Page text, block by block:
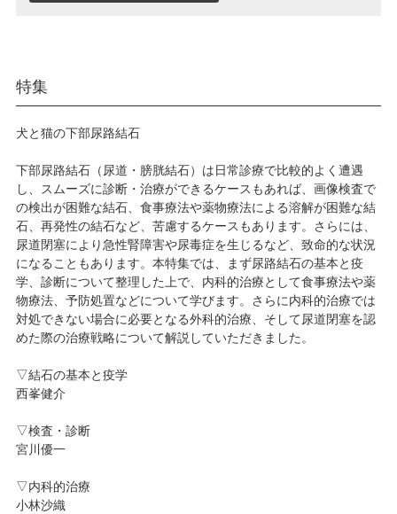
特集
犬と猫の下部尿路結石
下部尿路結石（尿道・膀胱結石）は日常診療で比較的よく遭遇
し、スムーズに診断・治療ができるケースもあれば、画像検査で
の検出が困難な結石、食事療法や薬物療法による溶解が困難な結
石、再発性の結石など、苦慮するケースもあります。さらには、
尿道閉塞により急性腎障害や尿毒症を生じるなど、致命的な状況
になることもあります。本特集では、まず尿路結石の基本と疫
学、診断について整理した上で、内科的治療として食事療法や薬
物療法、予防処置などについて学びます。さらに内科的治療では
対処できない場合に必要となる外科的治療、そして尿道閉塞を認
めた際の治療戦略について解説していただきました。
▽結石の基本と疫学
西峯健介
▽検査・診断
宮川優一
▽内科的治療
小林沙織